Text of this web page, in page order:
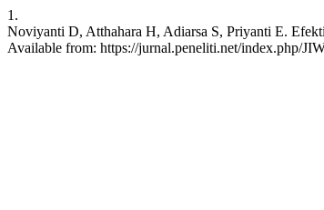
1.
Noviyanti D, Atthahara H, Adiarsa S, Priyanti E.
Available from: https://jurnal.peneliti.net/index.php/